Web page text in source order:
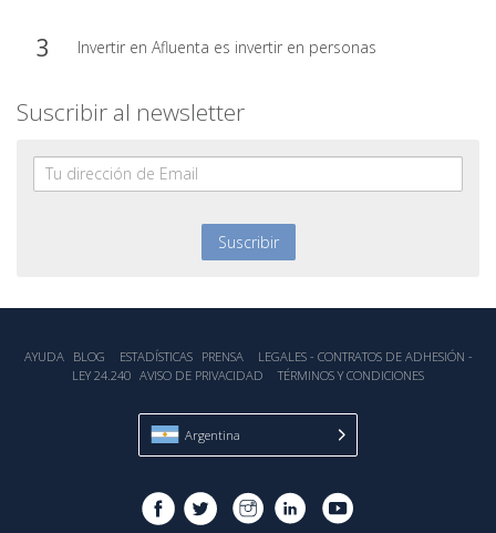
Invertir en Afluenta es invertir en personas
Suscribir al newsletter
AYUDA BLOG ESTADÍSTICA‎S PRENSA
LEGALES - CONTRATOS DE ADHESIÓN -
LEY 24.240 AVISO DE PRIVACIDAD TÉRMINOS Y CONDICIONES
Argentina